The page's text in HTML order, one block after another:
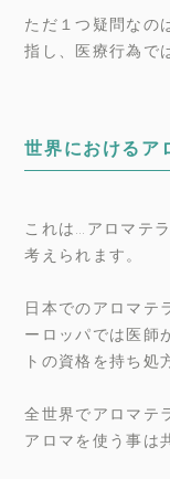
ただ１つ疑問なの
指し、医療行為で
世界におけるア
これは…アロマテ
考えられます。
日本でのアロマテ
ーロッパでは医師
トの資格を持ち処
全世界でアロマテ
アロマを使う事は